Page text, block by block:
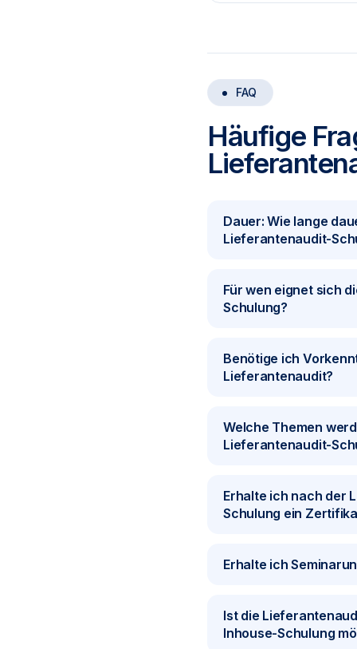
FAQ
Häufige
Dauer: Wie lange
Lieferantenaudit-
Für wen eignet sich
Schulung?
Benötige ich
Lieferantenaudit?
Welche Themen
Lieferantenaudit-
Erhalte ich nach der
Schulung ein
Erhalte ich
Ist die
Inhouse-Schulung